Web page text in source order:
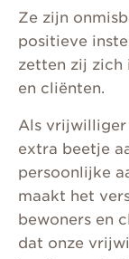
Ze zijn
positieve
zetten zij zich
en cliënten.
Als vrijwilliger
extra beetje
persoonlijke
maakt het
bewoners en
dat onze